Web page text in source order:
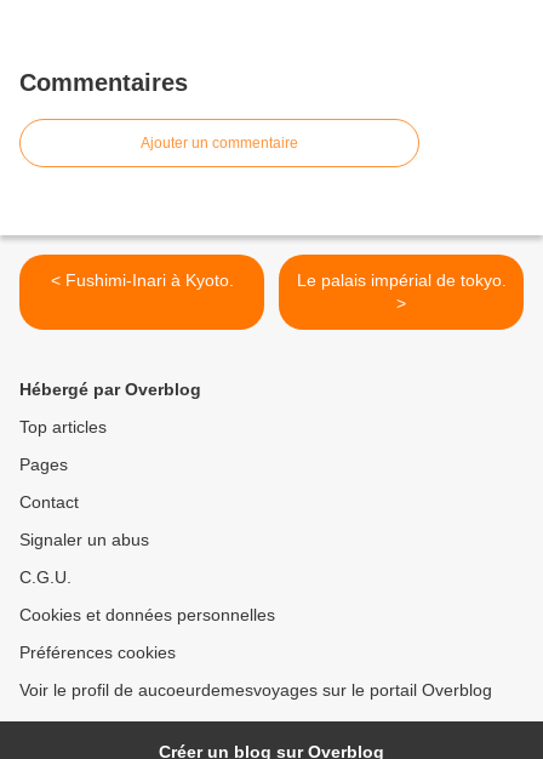
Commentaires
Ajouter un commentaire
< Fushimi-Inari à Kyoto.
Le palais impérial de tokyo.
>
Hébergé par Overblog
Top articles
Pages
Contact
Signaler un abus
C.G.U.
Cookies et données personnelles
Préférences cookies
Voir le profil de aucoeurdemesvoyages sur le portail Overblog
Créer un blog sur Overblog